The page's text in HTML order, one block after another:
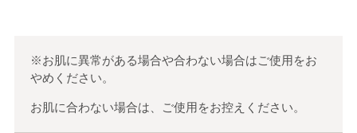
※お肌に異常がある場合や合わない場合はご使用をお
やめください。
お肌に合わない場合は、ご使用をお控えください。